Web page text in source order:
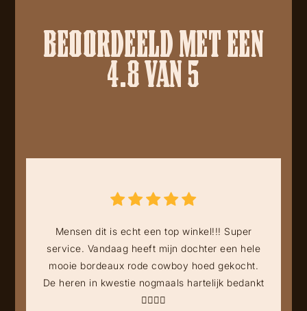
BEOORDEELD MET EEN
4.8 VAN 5
Mensen dit is echt een top winkel!!! Super
service. Vandaag heeft mijn dochter een hele
mooie bordeaux rode cowboy hoed gekocht.
De heren in kwestie nogmaals hartelijk bedankt
👍🏻👍🏻